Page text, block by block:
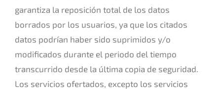
garantiza la reposición total de los datos
borrados por los usuarios, ya que los citados
datos podrían haber sido suprimidos y/o
modificados durante el periodo del tiempo
transcurrido desde la última copia de seguridad.
Los servicios ofertados, excepto los servicios